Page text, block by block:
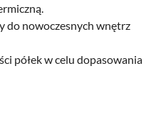
do nowoczesnych wnętrz
półek w celu dopasowania